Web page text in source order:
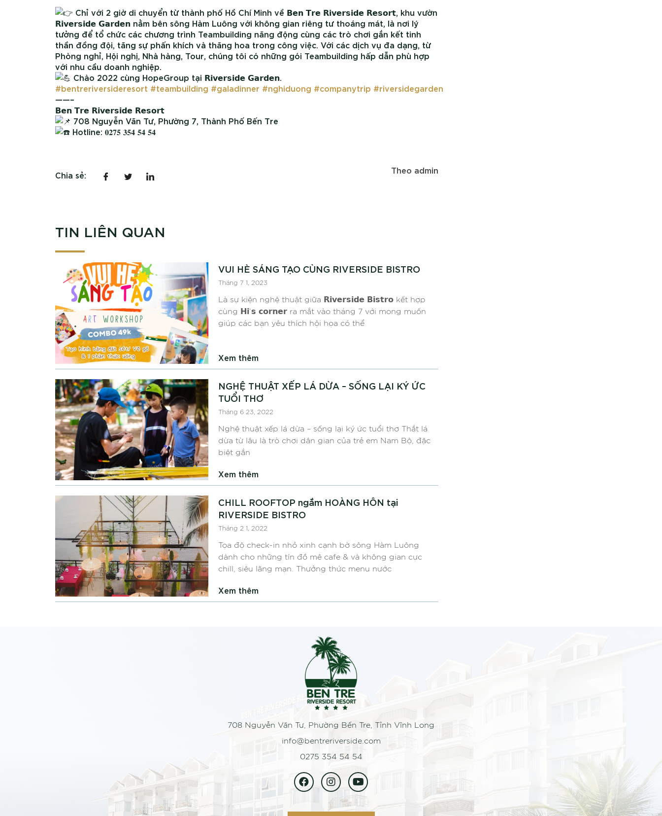
Chỉ với 2 giờ di chuyển từ thành phố Hồ Chí Minh về 𝗕𝗲𝗻 𝗧𝗿𝗲 𝗥𝗶𝘃𝗲𝗿𝘀𝗶𝗱𝗲 𝗥𝗲𝘀𝗼𝗿𝘁, khu vườn
𝗥𝗶𝘃𝗲𝗿𝘀𝗶𝗱𝗲 𝗚𝗮𝗿𝗱𝗲𝗻 nằm bên sông Hàm Luông với không gian riêng tư thoáng mát, là nơi lý
tưởng để tổ chức các chương trình Teambuilding năng động cùng các trò chơi gắn kết tinh
thần đồng đội, tăng sự phấn khích và thăng hoa trong công việc. Với các dịch vụ đa dạng, từ
Phòng nghỉ, Hội nghị, Nhà hàng, Tour, chúng tôi có những gói Teambuilding hấp dẫn phù hợp
với nhu cầu doanh nghiệp.
Chào 2022 cùng HopeGroup tại 𝗥𝗶𝘃𝗲𝗿𝘀𝗶𝗱𝗲 𝗚𝗮𝗿𝗱𝗲𝗻.
#bentreriversideresort #teambuilding #galadinner #nghiduong #companytrip #riversidegarden
——–
𝗕𝗲𝗻 𝗧𝗿𝗲 𝗥𝗶𝘃𝗲𝗿𝘀𝗶𝗱𝗲 𝗥𝗲𝘀𝗼𝗿𝘁
708 Nguyễn Văn Tư, Phường 7, Thành Phố Bến Tre
Hotline: 𝟎𝟐𝟕𝟓 𝟑𝟓𝟒 𝟓𝟒 𝟓𝟒
Chia sẻ: Theo admin
TIN LIÊN QUAN
VUI HÈ SÁNG TẠO CÙNG RIVERSIDE BISTRO
Tháng 7 1, 2023
Là sự kiện nghệ thuật giữa 𝗥𝗶𝘃𝗲𝗿𝘀𝗶𝗱𝗲 𝗕𝗶𝘀𝘁𝗿𝗼 kết hợp
cùng 𝗛𝗶’𝘀 𝗰𝗼𝗿𝗻𝗲𝗿 ra mắt vào tháng 7 với mong muốn
giúp các bạn yêu thích hội họa có thể
Xem thêm
NGHỆ THUẬT XẾP LÁ DỪA – SỐNG LẠI KÝ ỨC
TUỔI THƠ
Tháng 6 23, 2022
Nghệ thuật xếp lá dừa – sống lại ký ức tuổi thơ Thắt lá
dừa từ lâu là trò chơi dân gian của trẻ em Nam Bộ, đặc
biệt gắn
Xem thêm
CHILL ROOFTOP ngắm HOÀNG HÔN tại
RIVERSIDE BISTRO
Tháng 2 1, 2022
Tọa độ check-in nhỏ xinh cạnh bờ sông Hàm Luông
dành cho những tín đồ mê cafe & và không gian cực
chill, siêu lãng mạn. Thưởng thức menu nước
Xem thêm
708 Nguyễn Văn Tư, Phường Bến Tre, Tỉnh Vĩnh Long
info@bentreriverside.com
0275 354 54 54